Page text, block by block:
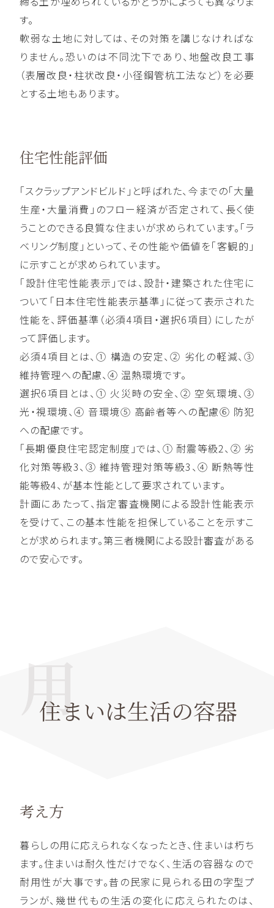
す。
軟弱な土地に対しては、その対策を講じなければな
りません。恐いのは不同沈下であり、地盤改良工事
（表層改良・柱状改良・小径鋼管杭工法など）を必要
とする土地もあります。
住宅性能評価
「スクラップアンドビルド」と呼ばれた、今までの「大量
生産・大量消費」のフロー経済が否定されて、長く使
うことのできる良質な住まいが求められています。「ラ
ベリング制度」といって、その性能や価値を「客観的」
に示すことが求められています。
「設計住宅性能表示」では、設計・建築された住宅に
ついて「日本住宅性能表示基準」に従って表示された
性能を、評価基準（必須4項目・選択6項目）にしたが
って評価します。
必須4項目とは、① 構造の安定、② 劣化の軽減、③
維持管理への配慮、④ 温熱環境です。
選択6項目とは、① 火災時の安全、② 空気環境、③
光・視環境、④ 音環境⑤ 高齢者等への配慮⑥ 防犯
への配慮です。
「長期優良住宅認定制度」では、① 耐震等級2、② 劣
化対策等級3、③ 維持管理対策等級3、④ 断熱等性
能等級4、が基本性能として要求されています。
計画にあたって、指定審査機関による設計性能表示
を受けて、この基本性能を担保していることを示すこ
とが求められます。第三者機関による設計審査がある
ので安心です。
用
住まいは生活の容器
考え方
暮らしの用に応えられなくなったとき、住まいは朽ち
ます。住まいは耐久性だけでなく、生活の容器なので
耐用性が大事です。昔の民家に見られる田の字型プ
ランが、幾世代もの生活の変化に応えられたのは、